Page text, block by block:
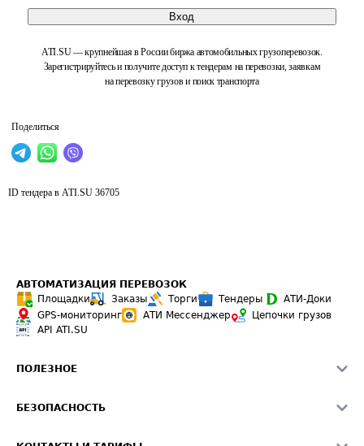
Вход
ATI.SU — крупнейшая в России биржа автомобильных грузоперевозок.
Зарегистрируйтесь и получите доступ к тендерам на перевозки, заявкам
на перевозку грузов и поиск транспорта
Поделиться
ID тендера в ATI.SU 36705
АВТОМАТИЗАЦИЯ ПЕРЕВОЗОК
Площадки
Заказы Торги Тендеры
АТИ-Доки
GPS-мониторинг
АТИ Мессенджер
Цепочки грузов
API ATI.SU
ПОЛЕЗНОЕ
Звезды ATI.SU на вашем сайте
БЕЗОПАСНОСТЬ